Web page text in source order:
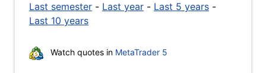
Last semester - Last year - Last 5 years -
Last 10 years
Watch quotes in MetaTrader 5